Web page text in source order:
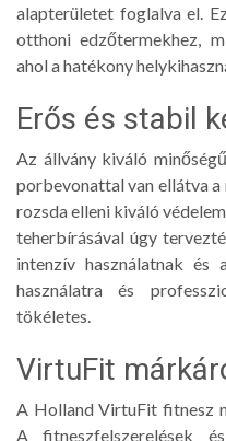
alapterületet foglalva el.
otthoni edzőtermekhez,
ahol a hatékony
Erős és stabil
Az állvány kiváló
porbevonattal van ellátva a
rozsda elleni kiváló
teherbírásával úgy
intenzív használatnak
használatra és
tökéletes.
VirtuFit
A Holland VirtuFit fitnesz
A fitneszfelszerelések